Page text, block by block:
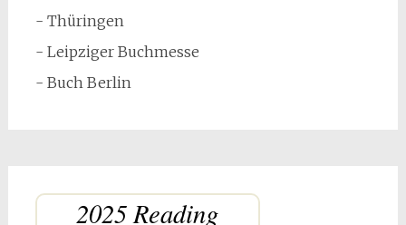
- Thüringen
- Leipziger Buchmesse
- Buch Berlin
2025 Reading